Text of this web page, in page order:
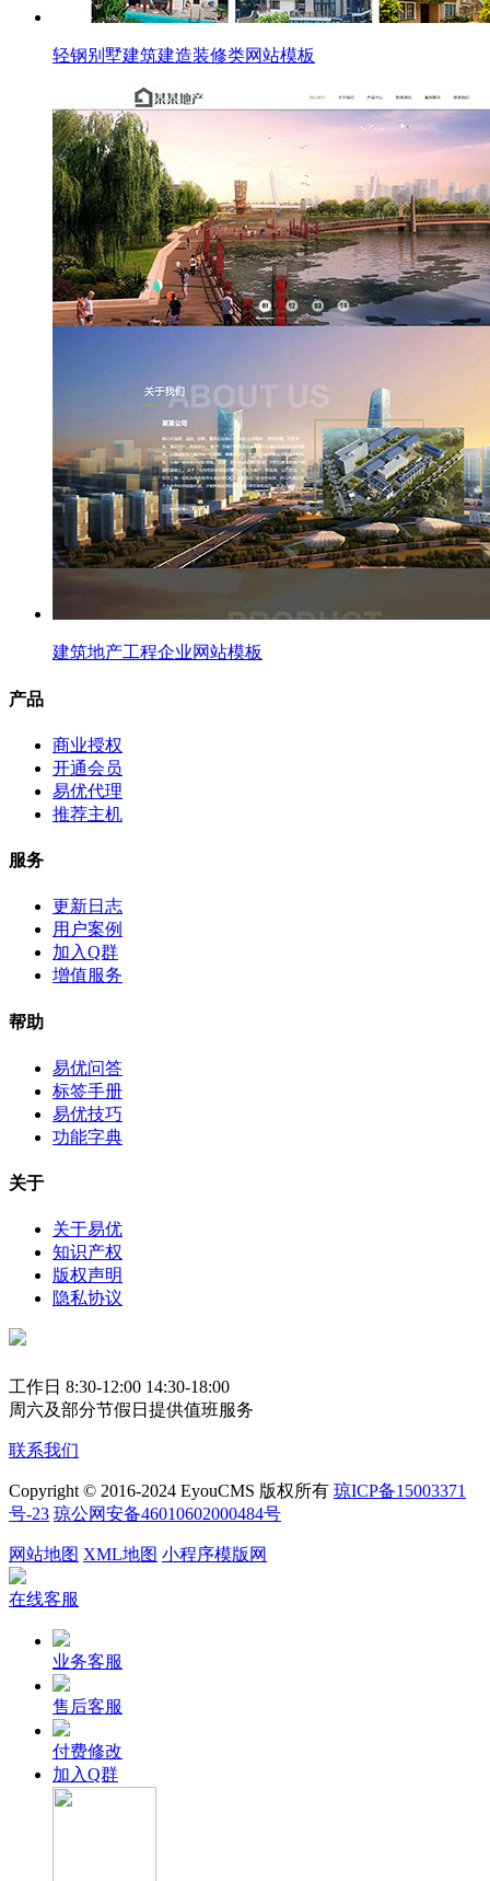
轻钢别墅建筑建造装修类网站模板
建筑地产工程企业网站模板
产品
商业授权
开通会员
易优代理
推荐主机
服务
更新日志
用户案例
加入Q群
增值服务
帮助
易优问答
标签手册
易优技巧
功能字典
关于
关于易优
知识产权
版权声明
隐私协议
工作日 8:30-12:00 14:30-18:00
周六及部分节假日提供值班服务
联系我们
Copyright © 2016-2024 EyouCMS 版权所有 琼ICP备15003371
号-23 琼公网安备46010602000484号
网站地图 XML地图 小程序模版网
在线客服
业务客服
售后客服
付费修改
加入Q群